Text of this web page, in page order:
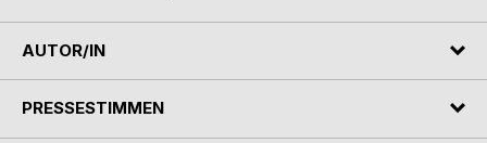
AUTOR/IN
PRESSESTIMMEN